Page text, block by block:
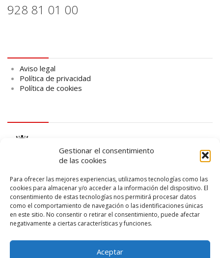
Gestionar el consentimiento
de las cookies
Para ofrecer las mejores experiencias, utilizamos tecnologías como las
cookies para almacenar y/o acceder a la información del dispositivo. El
consentimiento de estas tecnologías nos permitirá procesar datos
como el comportamiento de navegación o las identificaciones únicas
en este sitio. No consentir o retirar el consentimiento, puede afectar
negativamente a ciertas características y funciones.
Aceptar
928 81 01 00
Aviso legal
Política de privacidad
Política de cookies
logo SID